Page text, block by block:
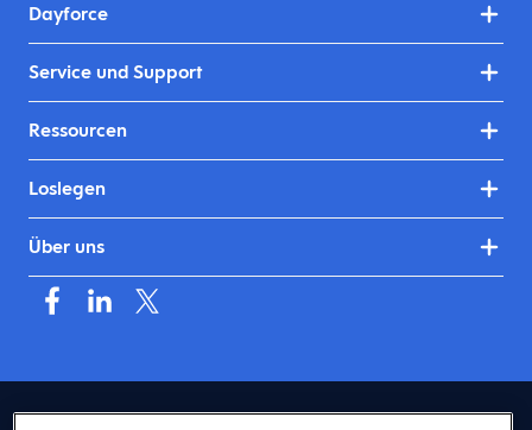
Dayforce
Service und Support
Ressourcen
Loslegen
Über uns